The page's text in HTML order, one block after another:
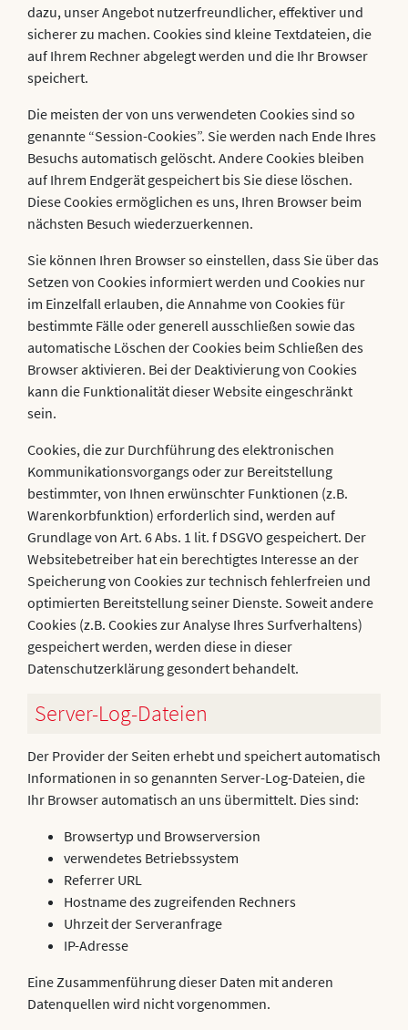
dazu, unser Angebot nutzerfreundlicher, effektiver und
sicherer zu machen. Cookies sind kleine Textdateien, die
auf Ihrem Rechner abgelegt werden und die Ihr Browser
speichert.
Die meisten der von uns verwendeten Cookies sind so
genannte “Session-Cookies”. Sie werden nach Ende Ihres
Besuchs automatisch gelöscht. Andere Cookies bleiben
auf Ihrem Endgerät gespeichert bis Sie diese löschen.
Diese Cookies ermöglichen es uns, Ihren Browser beim
nächsten Besuch wiederzuerkennen.
Sie können Ihren Browser so einstellen, dass Sie über das
Setzen von Cookies informiert werden und Cookies nur
im Einzelfall erlauben, die Annahme von Cookies für
bestimmte Fälle oder generell ausschließen sowie das
automatische Löschen der Cookies beim Schließen des
Browser aktivieren. Bei der Deaktivierung von Cookies
kann die Funktionalität dieser Website eingeschränkt
sein.
Cookies, die zur Durchführung des elektronischen
Kommunikationsvorgangs oder zur Bereitstellung
bestimmter, von Ihnen erwünschter Funktionen (z.B.
Warenkorbfunktion) erforderlich sind, werden auf
Grundlage von Art. 6 Abs. 1 lit. f DSGVO gespeichert. Der
Websitebetreiber hat ein berechtigtes Interesse an der
Speicherung von Cookies zur technisch fehlerfreien und
optimierten Bereitstellung seiner Dienste. Soweit andere
Cookies (z.B. Cookies zur Analyse Ihres Surfverhaltens)
gespeichert werden, werden diese in dieser
Datenschutzerklärung gesondert behandelt.
Server-Log-Dateien
Der Provider der Seiten erhebt und speichert automatisch
Informationen in so genannten Server-Log-Dateien, die
Ihr Browser automatisch an uns übermittelt. Dies sind:
Browsertyp und Browserversion
verwendetes Betriebssystem
Referrer URL
Hostname des zugreifenden Rechners
Uhrzeit der Serveranfrage
IP-Adresse
Eine Zusammenführung dieser Daten mit anderen
Datenquellen wird nicht vorgenommen.